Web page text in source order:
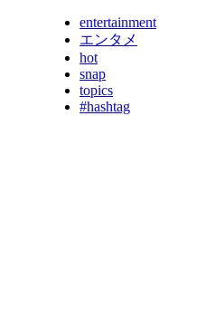
entertainment
エンタメ
hot
snap
topics
#hashtag